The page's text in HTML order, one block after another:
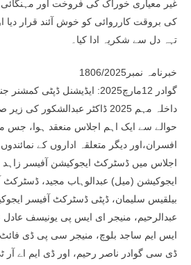
غیر معیاری خوراک کی فروخت اور
کی بروقت کارروائی کو خوش آئند قرار دیا
تہہ دل سے شکریہ ادا کیا۔
خبرنامہ نمبر1806/2025
گوادر 12مارچ2025: ایڈیشنل
حوالے سے ایک اہم اجلاس منعقد ہوا، جس
افسران،اور دیگر متعلقہ اداروں کے
اجلاس میں ڈسٹرکٹ ایجوکیشن آفیسر
ایجوکیشن (میل) عبدالوہاب مجید، ڈسٹرکٹ
بیلقیس سلیمان، ڈپٹی ڈسٹرکٹ آفیسر
عبدالرحیم، منیجر ای ایس پی یونیسف عادل
ایس ایم ساجد بلوچ، منیجر سی پی ڈی
ڈی سی گوادر ناصر رحیم، اور ڈی ایم اے آر